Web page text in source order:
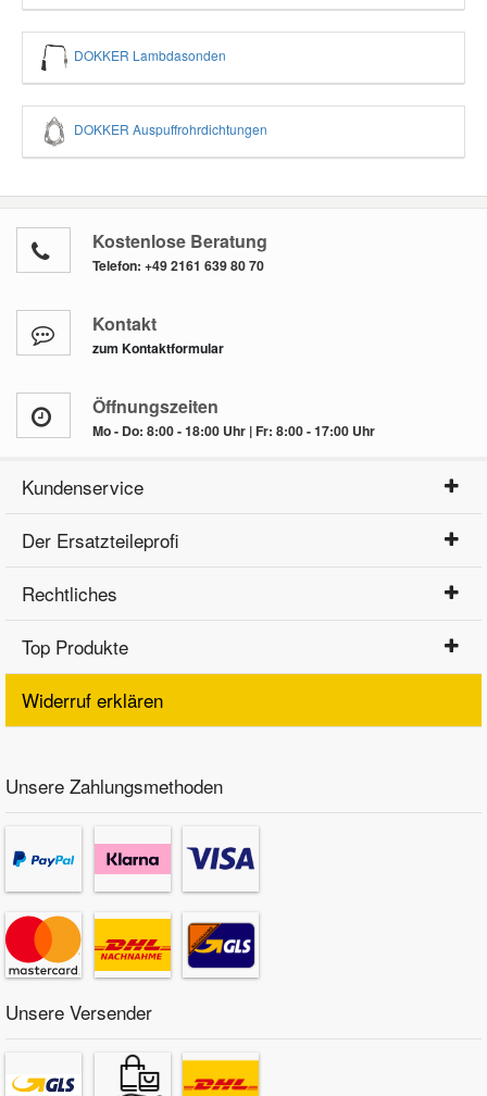
DOKKER Lambdasonden
DOKKER Auspuffrohrdichtungen
Kostenlose Beratung
Telefon: +49 2161 639 80 70
Kontakt
zum Kontaktformular
Öffnungszeiten
Mo - Do: 8:00 - 18:00 Uhr | Fr: 8:00 - 17:00 Uhr
Kundenservice
Der Ersatzteileprofi
Rechtliches
Top Produkte
Widerruf erklären
Unsere Zahlungsmethoden
Unsere Versender